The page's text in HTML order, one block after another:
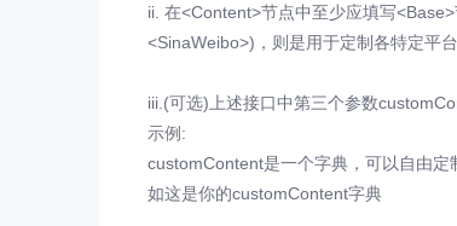
ii. 在<Content>节点中至少应填写
<SinaWeibo>)，则是用于定制各特定平
iii.(可选)上述接口中第三个参数
示例:
customContent是一个字典，可以自由定
如这是你的customContent字典